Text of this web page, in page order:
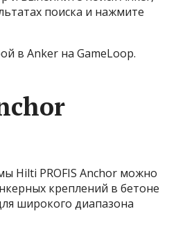
поиска и нажмите
в Anker на GameLoop.
Hilti PROFIS Anchor можно
креплений в бетоне
широкого диапазона